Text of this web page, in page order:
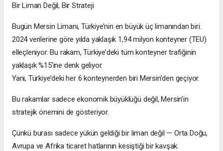
Bir Liman Değil, Bir Strateji
Bugün Mersin Limanı, Türkiye’nin en büyük üç limanından biri.
2024 verilerine göre yılda yaklaşık 1,94 milyon konteyner (TEU)
elleçleniyor. Bu rakam, Türkiye’deki tüm konteyner trafiğinin
yaklaşık %15’ine denk geliyor.
Yani, Türkiye’deki her 6 konteynerden biri Mersin’den geçiyor.
Bu rakamlar sadece ekonomik büyüklüğü değil, Mersin’in
stratejik önemini de gösteriyor.
Çünkü burası sadece yükün geldiği bir liman değil — Orta Doğu,
Avrupa ve Afrika ticaret hatlarının kesiştiği bir kavşak.